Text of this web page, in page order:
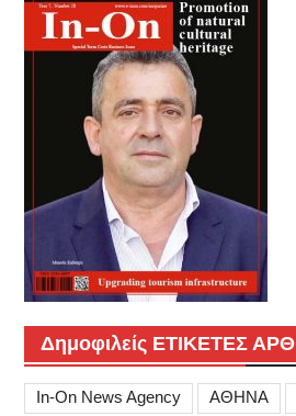
Δημοφιλείς ΕΤΙΚΕΤΕΣ
In-On News Agency ΑΘΗΝΑ